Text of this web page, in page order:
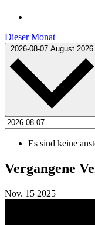
Dieser Monat
2026-08-07 August 2026
Es sind keine
Vergangene
Nov. 15 2025